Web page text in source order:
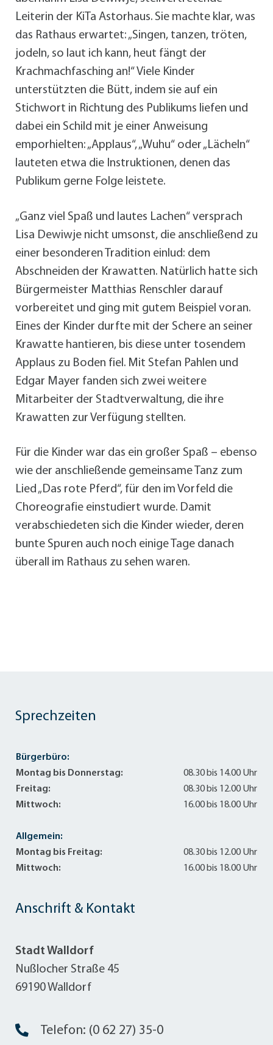
Leiterin der KiTa Astorhaus. Sie machte klar, was
das Rathaus erwartet: „Singen, tanzen, tröten,
jodeln, so laut ich kann, heut fängt der
Krachmachfasching an!“ Viele Kinder
unterstützten die Bütt, indem sie auf ein
Stichwort in Richtung des Publikums liefen und
dabei ein Schild mit je einer Anweisung
emporhielten: „Applaus“, „Wuhu“ oder „Lächeln“
lauteten etwa die Instruktionen, denen das
Publikum gerne Folge leistete.
„Ganz viel Spaß und lautes Lachen“ versprach
Lisa Dewiwje nicht umsonst, die anschließend zu
einer besonderen Tradition einlud: dem
Abschneiden der Krawatten. Natürlich hatte sich
Bürgermeister Matthias Renschler darauf
vorbereitet und ging mit gutem Beispiel voran.
Eines der Kinder durfte mit der Schere an seiner
Krawatte hantieren, bis diese unter tosendem
Applaus zu Boden fiel. Mit Stefan Pahlen und
Edgar Mayer fanden sich zwei weitere
Mitarbeiter der Stadtverwaltung, die ihre
Krawatten zur Verfügung stellten.
Für die Kinder war das ein großer Spaß – ebenso
wie der anschließende gemeinsame Tanz zum
Lied „Das rote Pferd“, für den im Vorfeld die
Choreografie einstudiert wurde. Damit
verabschiedeten sich die Kinder wieder, deren
bunte Spuren auch noch einige Tage danach
überall im Rathaus zu sehen waren.
Anschrift & Kontakt
Stadt Walldorf
Nußlocher Straße 45
69190 Walldorf
Telefon: (0 62 27) 35-0
Sprechzeiten
Bürgerbüro:
Montag bis Donnerstag:
08.30 bis 14.00 Uhr
Freitag:
08.30 bis 12.00 Uhr
Mittwoch:
16.00 bis 18.00 Uhr
Allgemein:
Montag bis Freitag:
08.30 bis 12.00 Uhr
Mittwoch:
16.00 bis 18.00 Uhr